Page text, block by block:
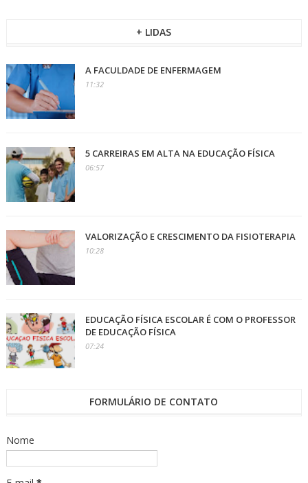
+ LIDAS
A FACULDADE DE ENFERMAGEM
11:32
5 CARREIRAS EM ALTA NA EDUCAÇÃO FÍSICA
06:57
VALORIZAÇÃO E CRESCIMENTO DA FISIOTERAPIA
10:28
EDUCAÇÃO FÍSICA ESCOLAR É COM O PROFESSOR
DE EDUCAÇÃO FÍSICA
07:24
FORMULÁRIO DE CONTATO
Nome